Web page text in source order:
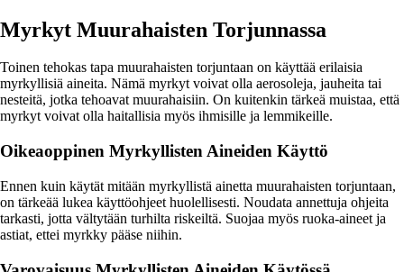
Myrkyt Muurahaisten Torjunnassa
Toinen tehokas tapa muurahaisten torjuntaan on käyttää erilaisia
myrkyllisiä aineita. Nämä myrkyt voivat olla aerosoleja, jauheita tai
nesteitä, jotka tehoavat muurahaisiin. On kuitenkin tärkeä muistaa, että
myrkyt voivat olla haitallisia myös ihmisille ja lemmikeille.
Oikeaoppinen Myrkyllisten Aineiden Käyttö
Ennen kuin käytät mitään myrkyllistä ainetta muurahaisten torjuntaan,
on tärkeää lukea käyttöohjeet huolellisesti. Noudata annettuja ohjeita
tarkasti, jotta vältytään turhilta riskeiltä. Suojaa myös ruoka-aineet ja
astiat, ettei myrkky pääse niihin.